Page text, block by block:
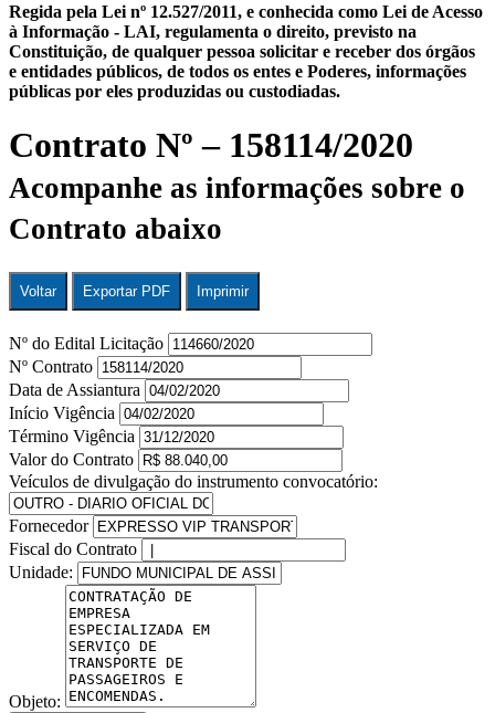
Regida pela Lei nº 12.527/2011, e conhecida como Lei de Acesso
à Informação - LAI, regulamenta o direito, previsto na
Constituição, de qualquer pessoa solicitar e receber dos órgãos
e entidades públicos, de todos os entes e Poderes, informações
públicas por eles produzidas ou custodiadas.
Contrato Nº – 158114/2020
Acompanhe as informações sobre o
Contrato abaixo
Voltar Exportar PDF Imprimir
Nº do Edital Licitação
Nº Contrato
Data de Assiantura
Início Vigência
Término Vigência
Valor do Contrato
Veículos de divulgação do instrumento convocatório:
Fornecedor
Fiscal do Contrato
Unidade:
Objeto: